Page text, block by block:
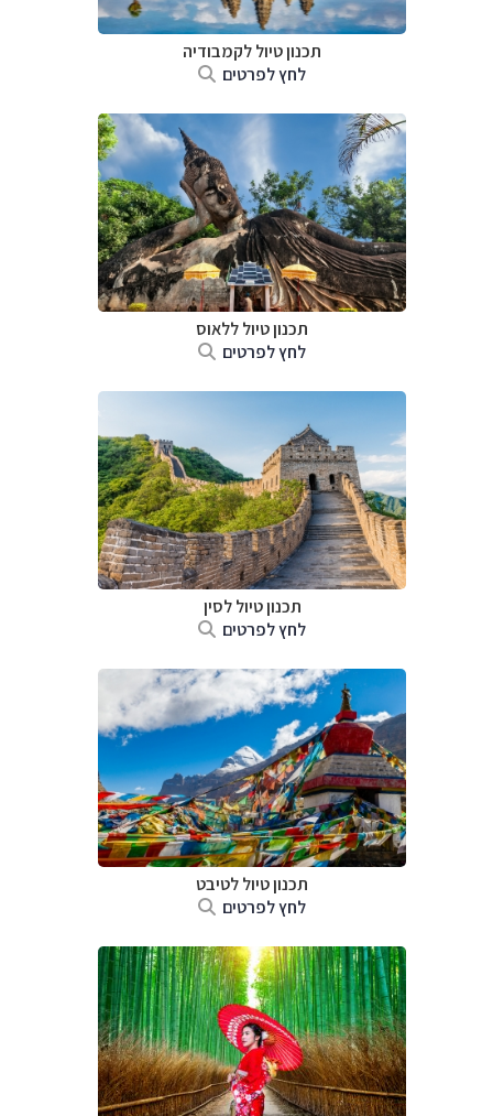
תכנון טיוללקמבודיה
לחץ לפרטים
תכנון טיולללאוס
לחץ לפרטים
תכנון טיוללסין
לחץ לפרטים
תכנון טיוללטיבט
לחץ לפרטים